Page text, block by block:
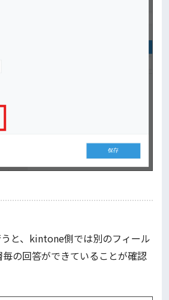
と、kintone側では別のフィール
毎の回答ができていることが確認